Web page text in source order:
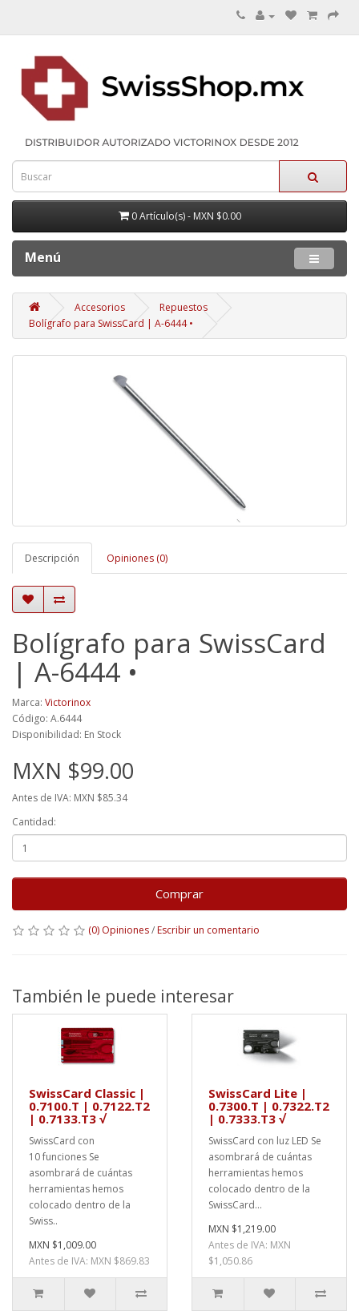
0 Artículo(s) - MXN $0.00
Menú
Accesorios
Repuestos
Bolígrafo para SwissCard | A-6444 •
Descripción Opiniones (0)
Bolígrafo para SwissCard
| A-6444 •
Marca: Victorinox
Código: A.6444
Disponibilidad: En Stock
MXN $99.00
Antes de IVA: MXN $85.34
Cantidad:
Comprar
(0) Opiniones/ Escribir un comentario
También le puede interesar
SwissCard Classic |
0.7100.T | 0.7122.T2
| 0.7133.T3 √
SwissCard con
10 funciones Se
asombrará de cuántas
herramientas hemos
colocado dentro de la
Swiss..
MXN $1,009.00
Antes de IVA: MXN $869.83
SwissCard Lite |
0.7300.T | 0.7322.T2
| 0.7333.T3 √
SwissCard con luz LED Se
asombrará de cuántas
herramientas hemos
colocado dentro de la
SwissCard...
MXN $1,219.00
Antes de IVA: MXN
$1,050.86